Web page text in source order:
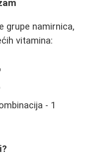
grupe namirnica,
vitamina:
- 1